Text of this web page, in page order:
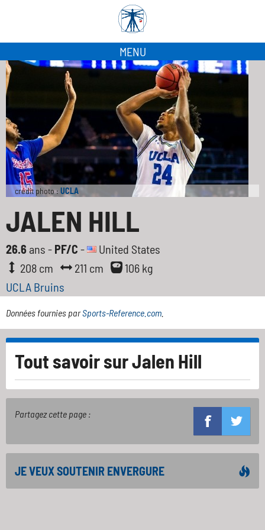
MENU
crédit photo : UCLA
JALEN HILL
26.6 ans - PF/C -
United States
208 cm
211 cm
106 kg
UCLA Bruins
Données fournies parSports-Reference.com
Tout savoir surJalen Hill
Partagez cette page :
JE VEUX SOUTENIR ENVERGURE